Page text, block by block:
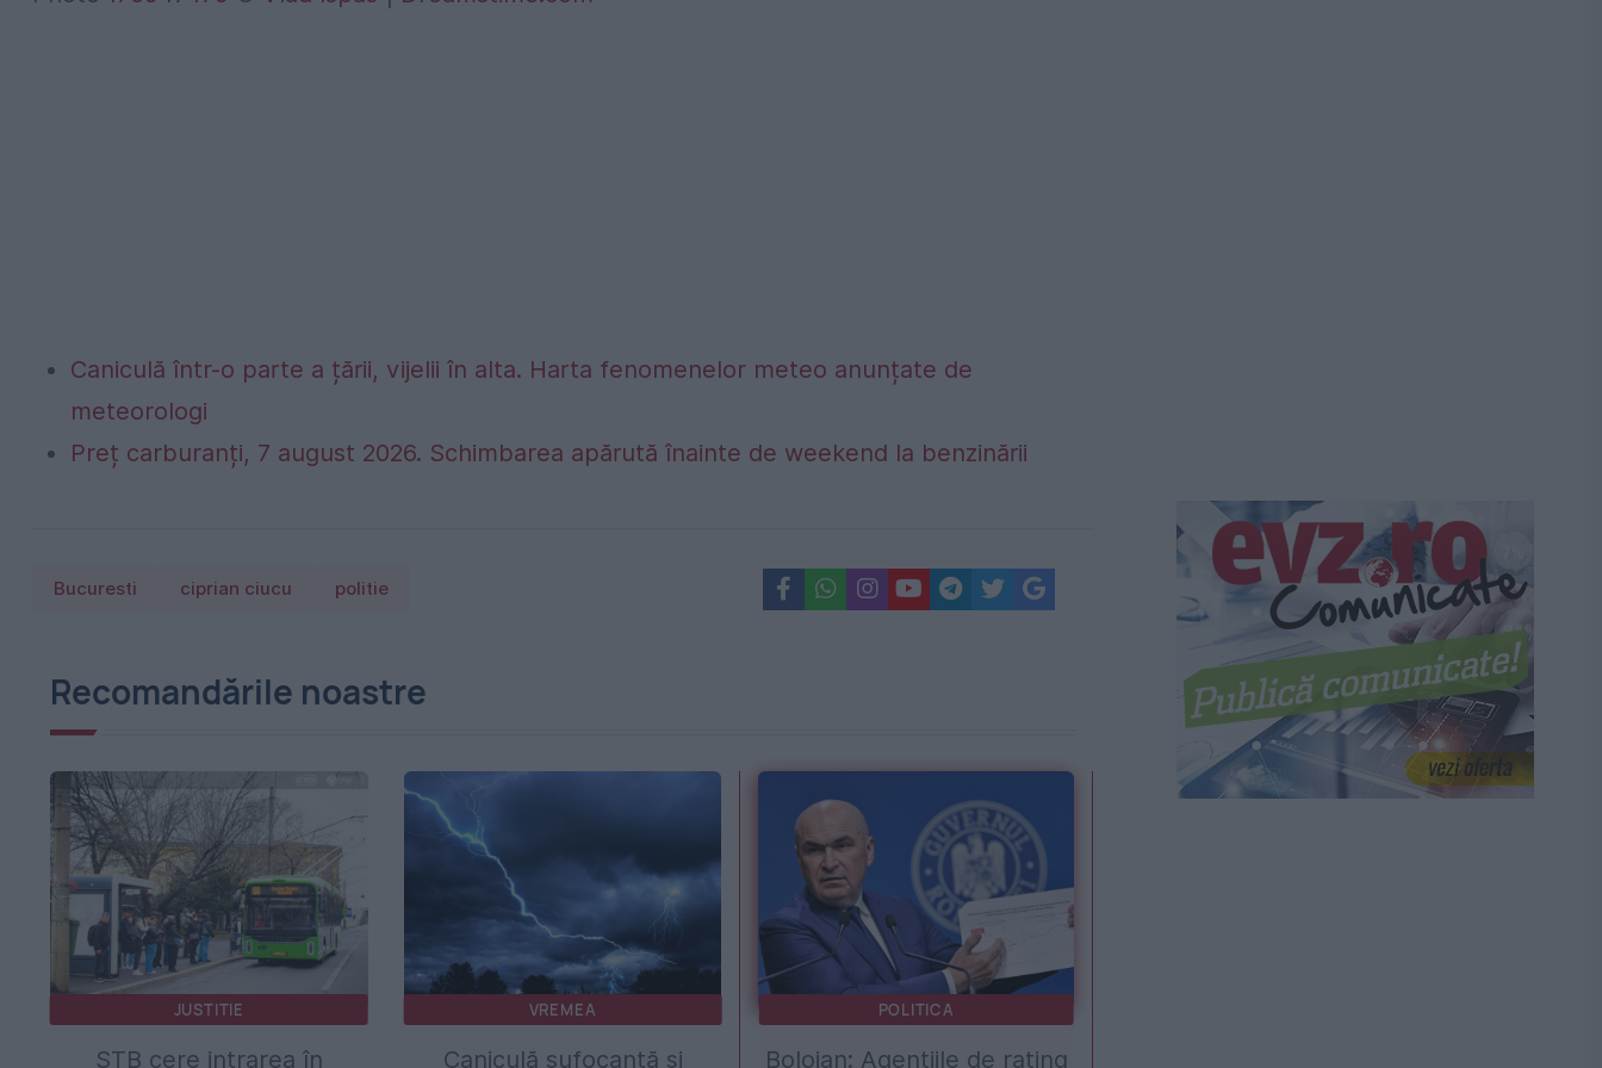
Caniculă într-o parte a țării, vijelii în alta. Harta fenomenelor meteo anunțate de
meteorologi
Preț carburanți, 7 august 2026. Schimbarea apărută înainte de weekend la benzinării
Bucuresti ciprian ciucu politie
Recomandările noastre
JUSTITIE
STB cere intrarea în
VREMEA
Caniculă sufocantă și
POLITICA
Bolojan: Agențiile de rating